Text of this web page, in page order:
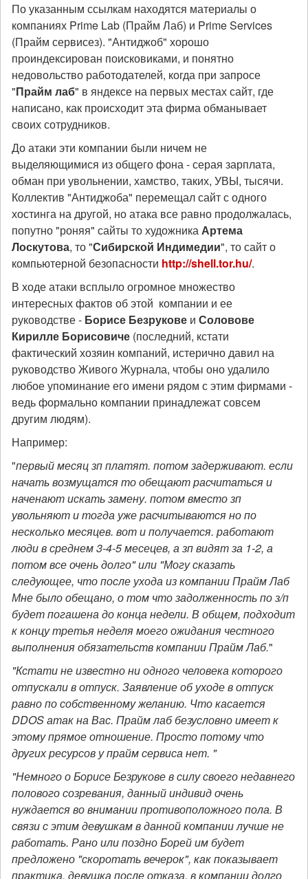
По указанным ссылкам находятся материалы о
компаниях Prime Lab (Прайм Лаб) и Prime Services
(Прайм сервисез). "Антиджоб" хорошо
проиндексирован поисковиками, и понятно
недовольство работодателей, когда при запросе
"Прайм лаб" в яндексе на первых местах сайт, где
написано, как происходит эта фирма обманывает
своих сотрудников.
До атаки эти компании были ничем не
выделяющимися из общего фона - серая зарплата,
обман при увольнении, хамство, таких, УВЫ, тысячи.
Коллектив "Антиджоба" перемещал сайт с одного
хостинга на другой, но атака все равно продолжалась,
попутно "роняя" сайты то художникаАртема
Лоскутова, то "Сибирской Индимедии", то сайт о
компьютерной безопасности http://shell.tor.hu/.
В ходе атаки всплыло огромное множество
интересных фактов об этой компании и ее
руководстве - Борисе Безрукове и Соловове
Кирилле Борисовиче (последний, кстати
фактический хозяин компаний, истерично давил на
руководство Живого Журнала, чтобы оно удалило
любое упоминание его имени рядом с этим фирмами -
ведь формально компании принадлежат совсем
другим людям).
Например:
"первый месяц зп платят. потом задерживают. если
начать возмущатся то обещают расчитаться и
наченают искать замену. потом вместо зп
увольняют и тогда уже расчитываются но по
несколько месяцев. вот и получается. работают
люди в среднем 3-4-5 месецев, а зп видят за 1-2, а
потом все очень долго" или "Могу сказать
следующее, что после ухода из компании Прайм Лаб
Мне было обещано, о том что задолженность по з/п
будет погашена до конца недели. В общем, подходит
к концу третья неделя моего ожидания честного
выполнения обязательств компании Прайм Лаб."
"Кстати не известно ни одного человека которого
отпускали в отпуск. Заявление об уходе в отпуск
равно по собственному желанию. Что касается
DDOS атак на Вас. Прайм лаб безусловно имеет к
этому прямое отношение. Просто потому что
других ресурсов у прайм сервиса нет. "
"Немного о Борисе Безрукове в силу своего недавнего
полового созревания, данный индивид очень
нуждается во внимании противоположного пола. В
связи с этим девушкам в данной компании лучше не
работать. Рано или поздно Борей им будет
предложено "скоротать вечерок", как показывает
практика, девушка после отказа, в компании долго